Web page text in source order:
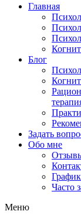
Главная
Блог
Задать
Обо мне
Часто
Меню